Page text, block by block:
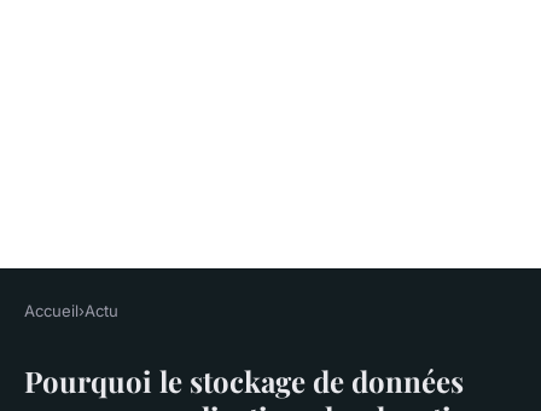
Quels sont les critères pour
Accueil›Actu
Pourquoi le stockage de données